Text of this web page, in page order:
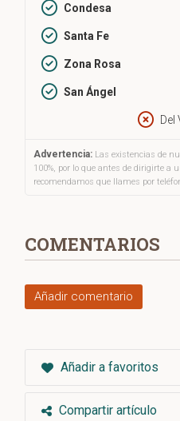
Condesa
Santa Fe
Zona Rosa
San Ángel
Del
Advertencia: Las existencias de
100%, por lo que antes de dirigirte a
recomendamos que llames por
COMENTARIOS
Añadir comentario
Añadir a favoritos
Compartir artículo